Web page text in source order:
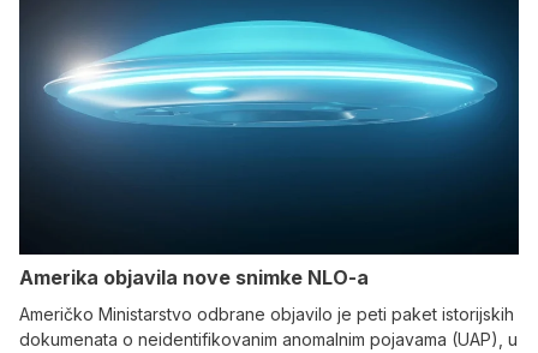
Amerika objavila nove snimke NLO-a
Američko Ministarstvo odbrane objavilo je peti paket istorijskih
dokumenata o neidentifikovanim anomalnim pojavama (UAP), u